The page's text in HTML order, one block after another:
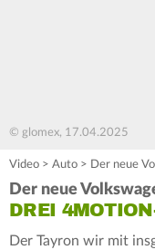
© glomex, 17.04.2025
Video > Auto > Der neue
Der neue
DREI
Der Tayron wir mit